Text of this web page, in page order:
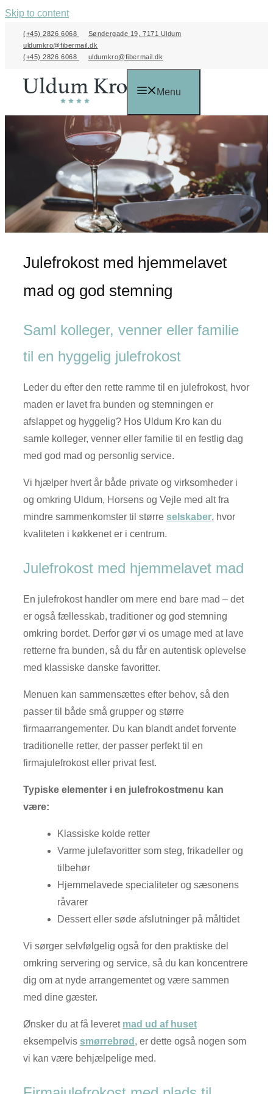
Skip to content
(+45) 2826 6068
Søndergade 19, 7171 Uldum
uldumkro@fibermail.dk
(+45) 2826 6068
uldumkro@fibermail.dk
Menu
Julefrokost med hjemmelavet
mad og god stemning
Saml kolleger, venner eller familie
til en hyggelig julefrokost
Leder du efter den rette ramme til en julefrokost, hvor
maden er lavet fra bunden og stemningen er
afslappet og hyggelig? Hos Uldum Kro kan du
samle kolleger, venner eller familie til en festlig dag
med god mad og personlig service.
Vi hjælper hvert år både private og virksomheder i
og omkring Uldum, Horsens og Vejle med alt fra
mindre sammenkomster til større selskaber, hvor
kvaliteten i køkkenet er i centrum.
Julefrokost med hjemmelavet mad
En julefrokost handler om mere end bare mad – det
er også fællesskab, traditioner og god stemning
omkring bordet. Derfor gør vi os umage med at lave
retterne fra bunden, så du får en autentisk oplevelse
med klassiske danske favoritter.
Menuen kan sammensættes efter behov, så den
passer til både små grupper og større
firmaarrangementer. Du kan blandt andet forvente
traditionelle retter, der passer perfekt til en
firmajulefrokost eller privat fest.
Typiske elementer i en julefrokostmenu kan
være:
Klassiske kolde retter
Varme julefavoritter som steg, frikadeller og
tilbehør
Hjemmelavede specialiteter og sæsonens
råvarer
Dessert eller søde afslutninger på måltidet
Vi sørger selvfølgelig også for den praktiske del
omkring servering og service, så du kan koncentrere
dig om at nyde arrangementet og være sammen
med dine gæster.
Ønsker du at få leveret mad ud af huset
eksempelvis smørrebrød , er dette også nogen som
vi kan være behjælpelige med.